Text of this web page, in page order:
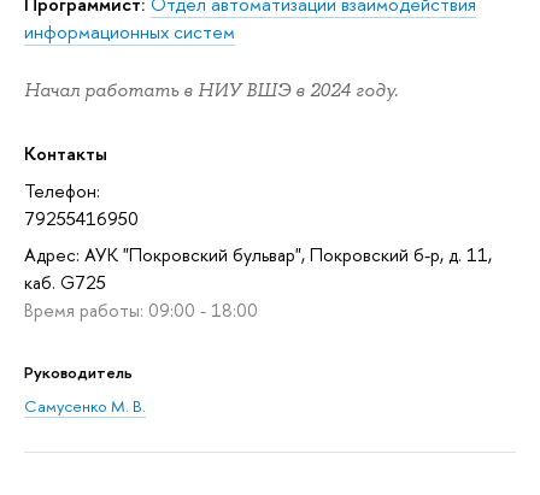
информационных систем
Начал работать в НИУ ВШЭ в 2024 году.
Контакты
Телефон:
79255416950
Адрес: АУК "Покровский бульвар", Покровский б-р, д. 11,
каб. G725
Время работы: 09:00 - 18:00
Руководитель
Самусенко М. В.